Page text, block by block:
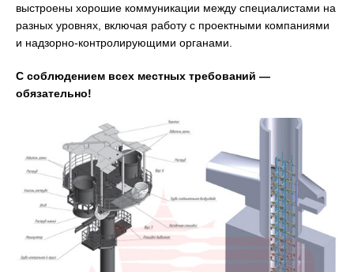
выстроены хорошие коммуникации между специалистами на
разных уровнях, включая работу с проектными компаниями
и надзорно-контролирующими органами.
С соблюдением всех местных требований —
обязательно!